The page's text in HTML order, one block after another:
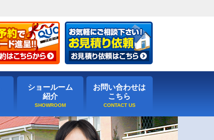
ショールーム
紹介
お問い合わせは
こちら